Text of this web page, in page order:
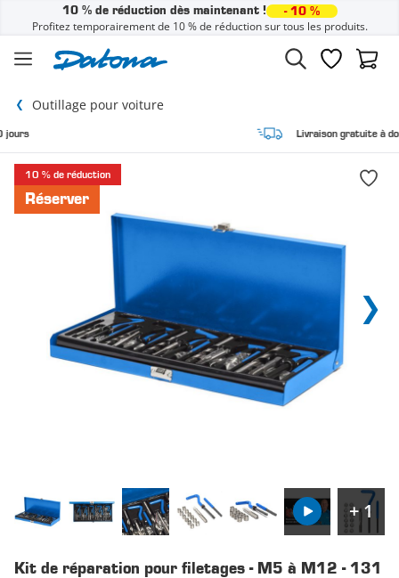
10 % de réduction dès maintenant ! - 10 %
Profitez temporairement de 10 % de réduction sur tous les produits.
Liste dePanier
Outillage pour voiture
Livraison gratuite à domicile
10 % de réduction
Réserver
+ 1
Kit de réparation pour filetages - M5 à M12 - 131